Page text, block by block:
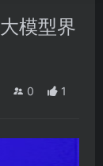
模型界
0 1